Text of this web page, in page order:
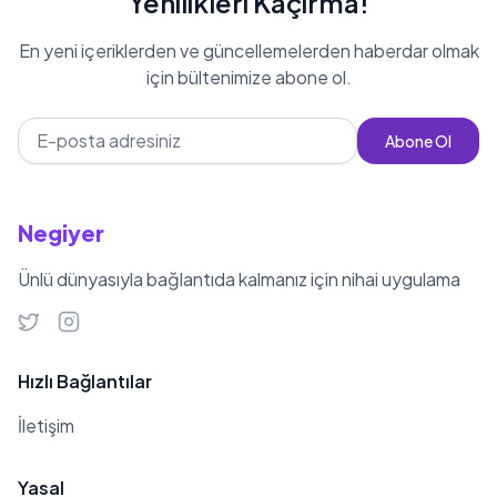
bulunmamakta, eşi veya sevgilisi
hakkında herhangi bir bilgiye
ulaşılamamıştır. 1,82 cm boyu ile
dikkat çeken Adem Ljajic,
futbolculuk kariyerinde birçok
başarmıştır. Bugün itibarıyla 33
yaşında olan futbolcu, Terazi
burcudur ve doğum günü yaklaşırken
En yeni içeriklerden ve güncellemelerden haberdar olmak
için bültenimize abone ol.
Abone Ol
Negiyer
Ünlü dünyasıyla bağlantıda kalmanız için nihai uygulama
Hızlı Bağlantılar
İletişim
Yasal